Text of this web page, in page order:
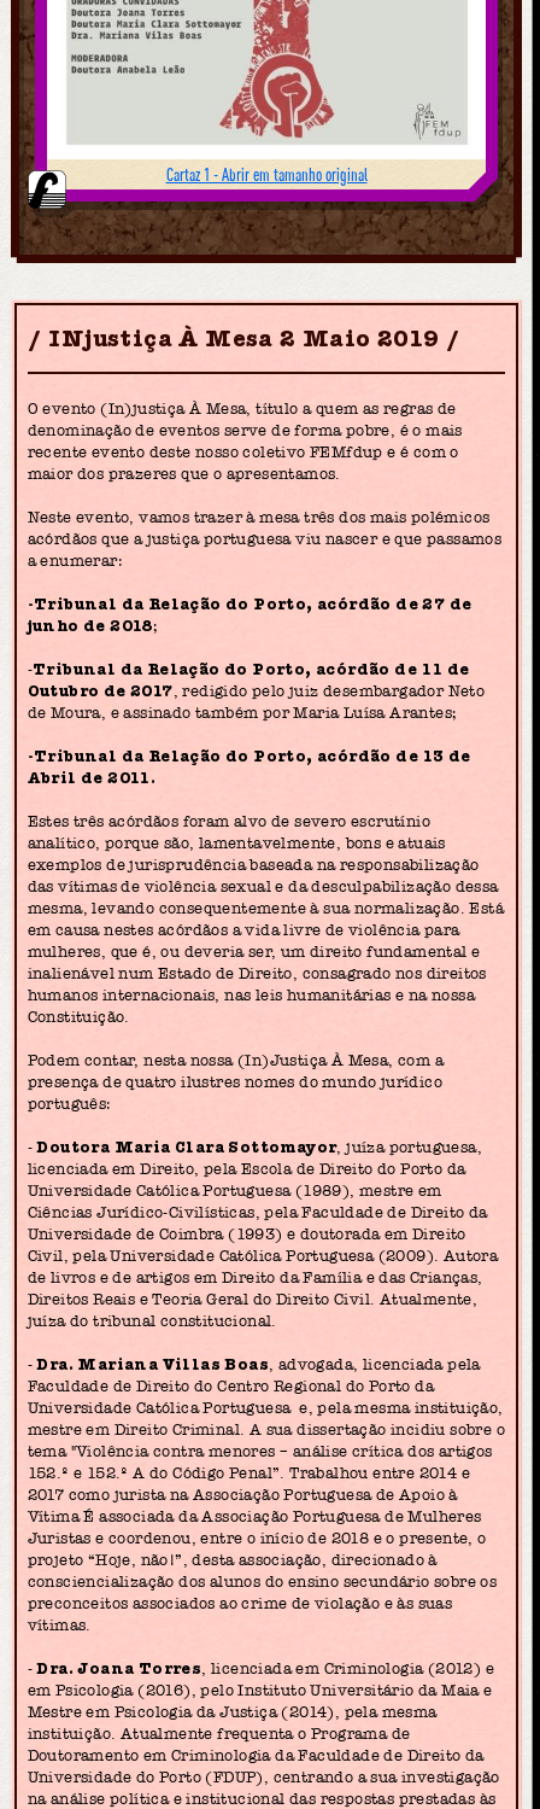
Cartaz 1 - Abrir em tamanho original
INjustiça À Mesa 2 Maio 2019
O evento (In)justiça À Mesa, título a quem as regras de
denominação de eventos serve de forma pobre, é o mais
recente evento deste nosso coletivo FEMfdup e é com o
maior dos prazeres que o apresentamos.
Neste evento, vamos trazer à mesa três dos mais polémicos
acórdãos que a justiça portuguesa viu nascer e que passamos
a enumerar:
-Tribunal da Relação do Porto, acórdão de 27 de
junho de 2018;
-Tribunal da Relação do Porto, acórdão de 11 de
Outubro de 2017 , redigido pelo juiz desembargador Neto
de Moura, e assinado também por Maria Luísa Arantes;
-Tribunal da Relação do Porto, acórdão de 13 de
Abril de 2011.
Estes três acórdãos foram alvo de severo escrutínio
analítico, porque são, lamentavelmente, bons e atuais
exemplos de jurisprudência baseada na responsabilização
das vítimas de violência sexual e da desculpabilização dessa
mesma, levando consequentemente à sua normalização. Está
em causa nestes acórdãos a vida livre de violência para
mulheres, que é, ou deveria ser, um direito fundamental e
inalienável num Estado de Direito, consagrado nos direitos
humanos internacionais, nas leis humanitárias e na nossa
Constituição.
Podem contar, nesta nossa (In)Justiça À Mesa, com a
presença de quatro ilustres nomes do mundo jurídico
português:
-Doutora Maria Clara Sottomayor, juíza portuguesa,
licenciada em Direito, pela Escola de Direito do Porto da
Universidade Católica Portuguesa (1989), mestre em
Ciências Jurídico-Civilísticas, pela Faculdade de Direito da
Universidade de Coimbra (1993) e doutorada em Direito
Civil, pela Universidade Católica Portuguesa (2009). Autora
de livros e de artigos em Direito da Família e das Crianças,
Direitos Reais e Teoria Geral do Direito Civil. Atualmente,
juíza do tribunal constitucional.
-Dra. Mariana Villas Boas , advogada, licenciada pela
Faculdade de Direito do Centro Regional do Porto da
Universidade Católica Portuguesa e, pela mesma instituição,
mestre em Direito Criminal. A sua dissertação incidiu sobre o
tema "Violência contra menores – análise crítica dos artigos
152.º e 152.º A do Código Penal”. Trabalhou entre 2014 e
2017 como jurista na Associação Portuguesa de Apoio à
Vítima É associada da Associação Portuguesa de Mulheres
Juristas e coordenou, entre o início de 2018 e o presente, o
projeto “Hoje, não!”, desta associação, direcionado à
consciencialização dos alunos do ensino secundário sobre os
preconceitos associados ao crime de violação e às suas
vítimas.
-Dra. Joana Torres , licenciada em Criminologia (2012) e
em Psicologia (2016), pelo Instituto Universitário da Maia e
Mestre em Psicologia da Justiça (2014), pela mesma
instituição. Atualmente frequenta o Programa de
Doutoramento em Criminologia da Faculdade de Direito da
Universidade do Porto (FDUP), centrando a sua investigação
na análise política e institucional das respostas prestadas às